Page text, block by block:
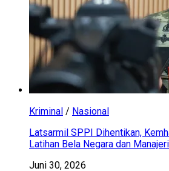
Kriminal / Nasional
Latsarmil SPPI Dihentikan,
Latihan Bela Negara dan
Juni 30, 2026